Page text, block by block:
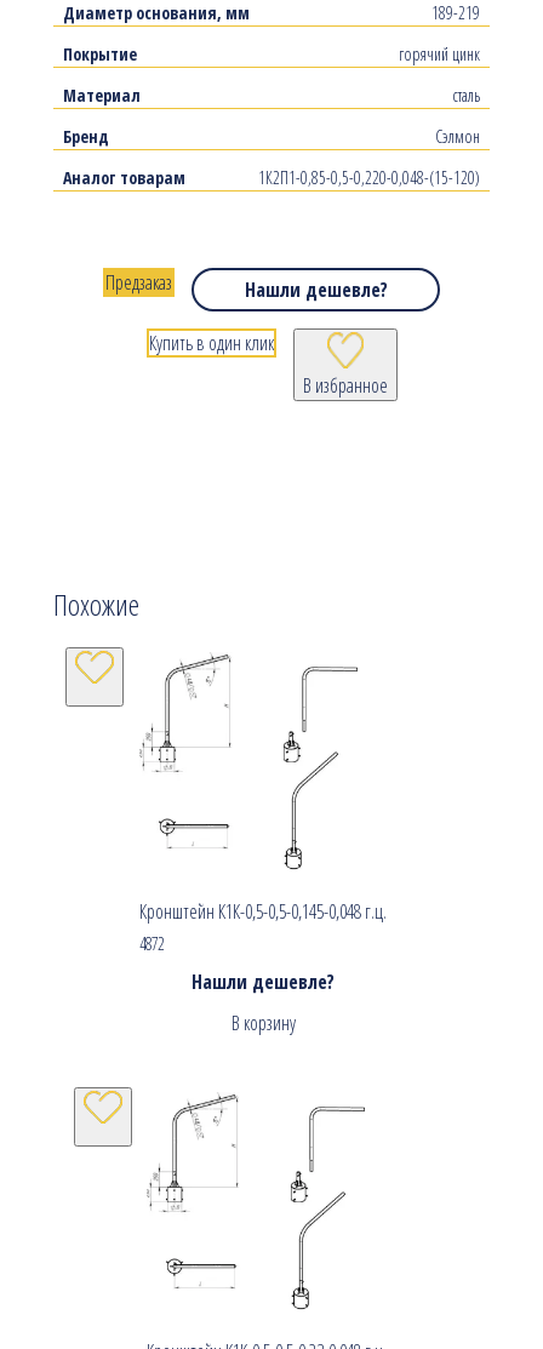
Диаметр основания, мм
189-219
Покрытие
горячий цинк
Материал
сталь
Бренд
Сэлмон
Аналог товарам
1К2П1-0,85-0,5-0,220-0,048-(15-120)
Нашли дешевле?
В избранное
Предзаказ
Купить в один клик
Похожие
Кронштейн К1К-0,5-0,5-0,145-0,048 г.ц.
4872
Нашли дешевле?
В корзину